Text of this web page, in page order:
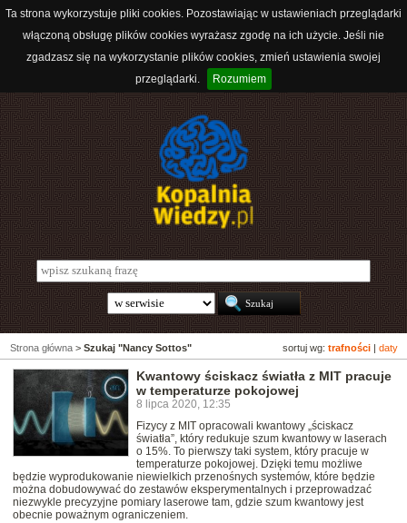
Ta strona wykorzystuje pliki cookies. Pozostawiając w ustawieniach przeglądarki
włączoną obsługę plików cookies wyrażasz zgodę na ich użycie. Jeśli nie
zgadzasz się na wykorzystanie plików cookies, zmień ustawienia swojej
przeglądarki.
Rozumiem
sortuj wg: trafności daty
Strona główna > Szukaj "Nancy Sottos"
Kwantowy ściskacz światła z MIT pracuje
w temperaturze pokojowej
8 lipca 2020, 12:35
Fizycy z MIT opracowali kwantowy „ściskacz
światła”, który redukuje szum kwantowy w laserach
o 15%. To pierwszy taki system, który pracuje w
temperaturze pokojowej. Dzięki temu możliwe
będzie wyprodukowanie niewielkich przenośnych systemów, które będzie
można dobudowywać do zestawów eksperymentalnych i przeprowadzać
niezwykle precyzyjne pomiary laserowe tam, gdzie szum kwantowy jest
obecnie poważnym ograniczeniem.